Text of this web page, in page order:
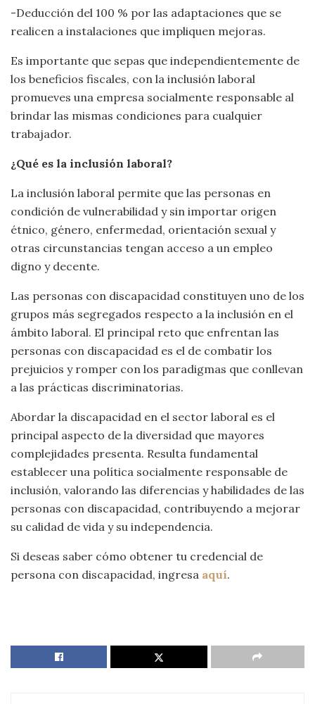
-Deducción del 100 % por las adaptaciones que se
realicen a instalaciones que impliquen mejoras.
Es importante que sepas que independientemente de
los beneficios fiscales, con la inclusión laboral
promueves una empresa socialmente responsable al
brindar las mismas condiciones para cualquier
trabajador.
¿Qué es la inclusión laboral?
La inclusión laboral permite que las personas en
condición de vulnerabilidad y sin importar origen
étnico, género, enfermedad, orientación sexual y
otras circunstancias tengan acceso a un empleo
digno y decente.
Las personas con discapacidad constituyen uno de los
grupos más segregados respecto a la inclusión en el
ámbito laboral. El principal reto que enfrentan las
personas con discapacidad es el de combatir los
prejuicios y romper con los paradigmas que conllevan
a las prácticas discriminatorias.
Abordar la discapacidad en el sector laboral es el
principal aspecto de la diversidad que mayores
complejidades presenta. Resulta fundamental
establecer una política socialmente responsable de
inclusión, valorando las diferencias y habilidades de las
personas con discapacidad, contribuyendo a mejorar
su calidad de vida y su independencia.
Si deseas saber cómo obtener tu credencial de
persona con discapacidad, ingresa aquí.